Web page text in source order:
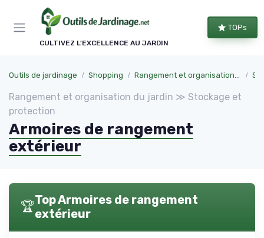
CULTIVEZ L'EXCELLENCE AU JARDIN
TOPs
Outils de jardinage Shopping Rangement et organisation du jardin
Rangement et organisation du jardin ≫ Stockage et
protection
Armoires de rangement
extérieur
🏆Top Armoires de rangement
extérieur
Panneau de gestion des cookies